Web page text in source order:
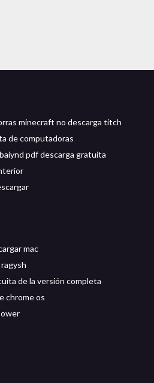
minecraft no descarga titch
de computadoras
pdf descarga gratuita
mac
de la versión completa
chrome os